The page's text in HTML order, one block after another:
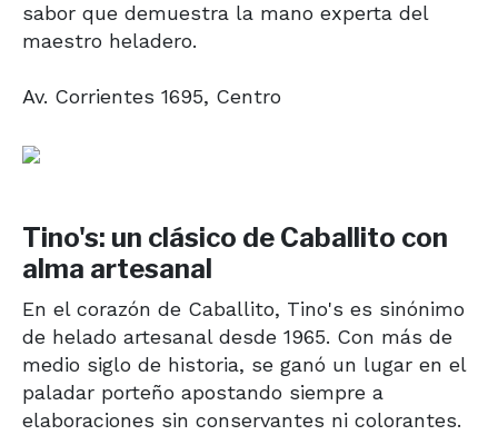
sabor que demuestra la mano experta del
maestro heladero.
Av. Corrientes 1695, Centro
Tino's: un clásico de Caballito con
alma artesanal
En el corazón de Caballito, Tino's es sinónimo
de helado artesanal desde 1965. Con más de
medio siglo de historia, se ganó un lugar en el
paladar porteño apostando siempre a
elaboraciones sin conservantes ni colorantes.